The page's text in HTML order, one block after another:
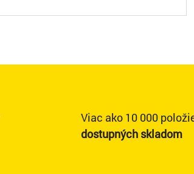
Viac ako 10 000
dostupných skladom